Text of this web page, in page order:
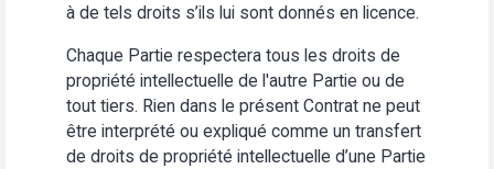
à de tels droits s’ils lui sont donnés en licence.
Chaque Partie respectera tous les droits de
propriété intellectuelle de l'autre Partie ou de
tout tiers. Rien dans le présent Contrat ne peut
être interprété ou expliqué comme un transfert
de droits de propriété intellectuelle d’une Partie